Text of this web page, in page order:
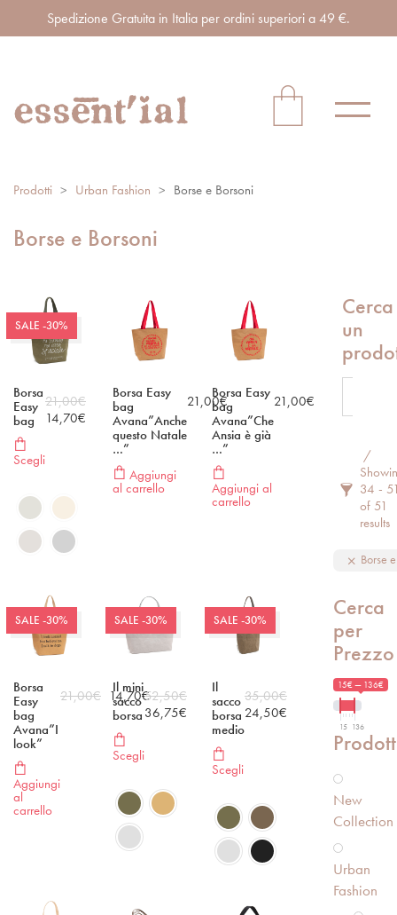
Spedizione Gratuita in Italia per ordini superiori a 49 €.
Prodotti > Urban Fashion > Borse e Borsoni
Borse e Borsoni
SALE -30%
Borsa
Easy
bag
Scegli
21,00€
14,70€
Borsa Easy
bag
Avana”Anche
questo Natale
…”
Aggiungi
al carrello
21,00€
Borsa Easy
bag
Avana”Che
Ansia è già
…”
Aggiungi al
carrello
21,00€
SALE -30%
Borsa
Easy
bag
Avana”I
look”
Aggiungi
al
carrello
21,00€ 14,70€
SALE -30%
Il mini
sacco
borsa
Scegli
52,50€
36,75€
SALE -30%
Il
sacco
borsa
medio
Scegli
35,00€
24,50€
Cerca
un
Filter
34 -
of 51
results
Borse
Cerca
per
Prezzo
15€ — 136€
15 136
New
Collection
Urban
Fashion